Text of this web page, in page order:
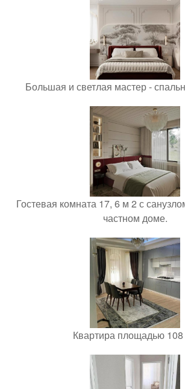
Большая и светлая мастер -
Гостевая комната 17, 6 м 2 с
частном доме.
Квартира площадью 108